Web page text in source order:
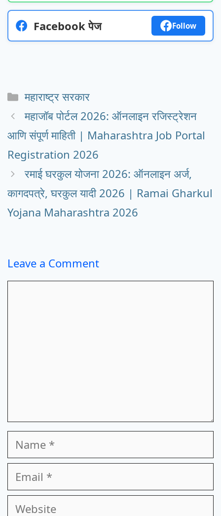
Facebook पेज Follow
Categories
महाराष्ट्र सरकार
महाजॉब पोर्टल 2026: ऑनलाइन रजिस्ट्रेशन
आणि संपूर्ण माहिती | Maharashtra Job Portal
Registration 2026
रमाई घरकुल योजना 2026: ऑनलाइन अर्ज,
कागदपत्रे, घरकुल यादी 2026 | Ramai Gharkul
Yojana Maharashtra 2026
Leave a Comment
Name
Email
Website